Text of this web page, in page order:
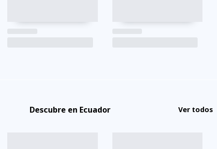
Descubre en Ecuador Ver todos